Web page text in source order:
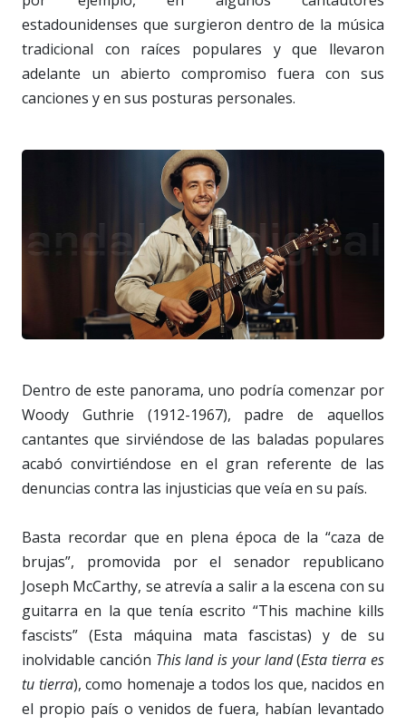
estadounidenses que surgieron dentro de la música
tradicional con raíces populares y que llevaron
adelante un abierto compromiso fuera con sus
canciones y en sus posturas personales.
Dentro de este panorama, uno podría comenzar por
Woody Guthrie (1912-1967), padre de aquellos
cantantes que sirviéndose de las baladas populares
acabó convirtiéndose en el gran referente de las
denuncias contra las injusticias que veía en su país.
Basta recordar que en plena época de la “caza de
brujas”, promovida por el senador republicano
Joseph McCarthy, se atrevía a salir a la escena con su
guitarra en la que tenía escrito “This machine kills
fascists” (Esta máquina mata fascistas) y de su
inolvidable canción This land is your land(Esta tierra es
tu tierra), como homenaje a todos los que, nacidos en
el propio país o venidos de fuera, habían levantado